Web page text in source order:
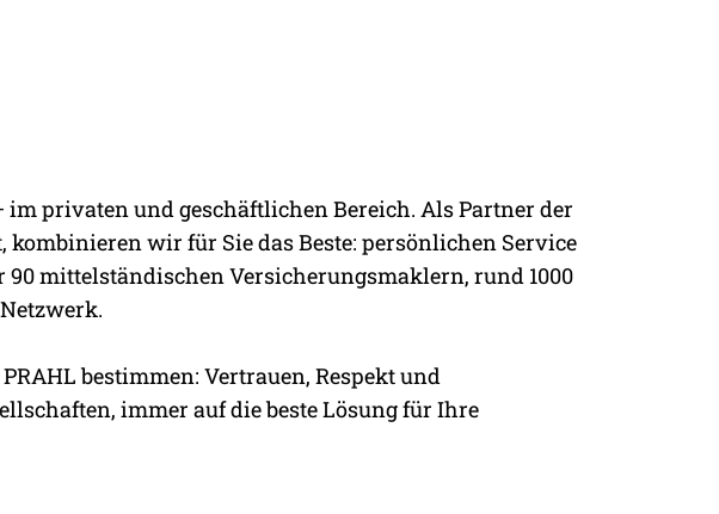
privaten und geschäftlichen Bereich. Als Partner der
kombinieren wir für Sie das Beste: persönlichen Service
mittelständischen Versicherungsmaklern, rund 1000
bestimmen: Vertrauen, Respekt und
immer auf die beste Lösung für Ihre